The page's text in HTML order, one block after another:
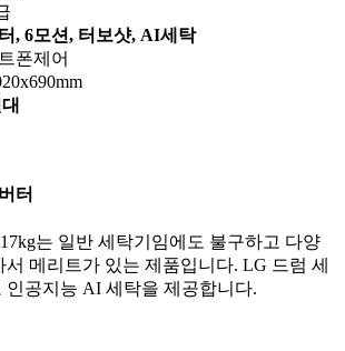
, 6모션, 터보샷, AI세탁
폰제어
터
는 일반 세탁기임에도 불구하고 다양
메리트가 있는 제품입니다. LG 드럼 세
인공지능 AI 세탁을 제공합니다.